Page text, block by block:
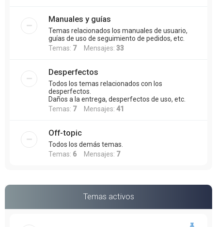
Manuales y guías
Temas relacionados los manuales de usuario,
guías de uso de seguimiento de pedidos, etc.
Temas: 7Mensajes: 33
Desperfectos
Todos los temas relacionados con los
desperfectos.
Daños a la entrega, desperfectos de uso, etc.
Temas: 7Mensajes: 41
Off-topic
Todos los demás temas.
Temas: 6 Mensajes: 7
Temas activos